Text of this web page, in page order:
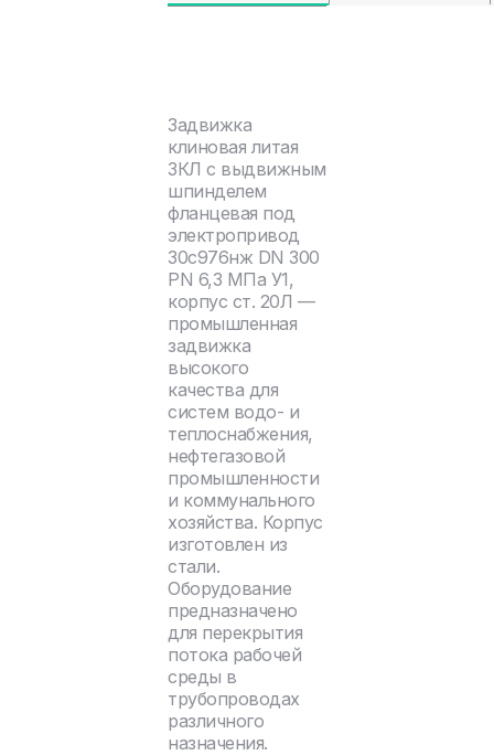
Задвижка
клиновая литая
ЗКЛ с выдвижным
шпинделем
фланцевая под
электропривод
30с976нж DN 300
PN 6,3 МПа У1,
корпус ст. 20Л —
промышленная
задвижка
высокого
качества для
систем водо- и
теплоснабжения,
нефтегазовой
промышленности
и коммунального
хозяйства. Корпус
изготовлен из
стали.
Оборудование
предназначено
для перекрытия
потока рабочей
среды в
трубопроводах
различного
назначения.